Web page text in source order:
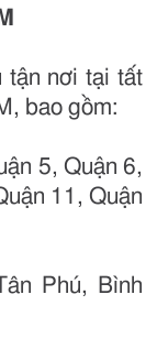
tận nơi tại tất
bao gồm:
5, Quận 6,
11, Quận
Phú, Bình